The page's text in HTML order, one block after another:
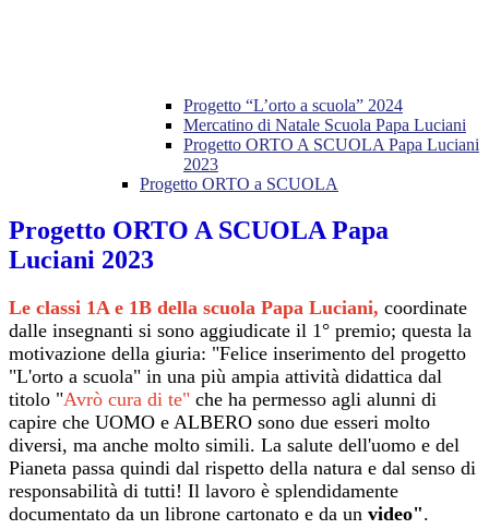
Progetto “L’orto a scuola” 2024
Mercatino di Natale Scuola Papa Luciani
Progetto ORTO A SCUOLA Papa Luciani
2023
Progetto ORTO a SCUOLA
Progetto ORTO A SCUOLA Papa
Luciani 2023
Le classi 1A e 1B della scuola Papa Luciani, coordinate
dalle insegnanti si sono aggiudicate il 1° premio; questa la
motivazione della giuria: "Felice inserimento del progetto
"L'orto a scuola" in una più ampia attività didattica dal
titolo "Avrò cura di te" che ha permesso agli alunni di
capire che UOMO e ALBERO sono due esseri molto
diversi, ma anche molto simili. La salute dell'uomo e del
Pianeta passa quindi dal rispetto della natura e dal senso di
responsabilità di tutti! Il lavoro è splendidamente
documentato da un librone cartonato e da un video".